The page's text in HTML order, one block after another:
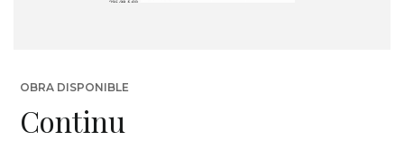
OBRA DISPONIBLE
Continu